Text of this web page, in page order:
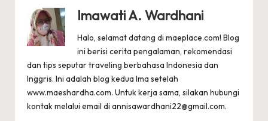
Imawati A. Wardhani
Halo, selamat datang di maeplace.com! Blog
ini berisi cerita pengalaman, rekomendasi
dan tips seputar traveling berbahasa Indonesia dan
Inggris. Ini adalah blog kedua Ima setelah
www.maeshardha.com. Untuk kerja sama, silakan hubungi
kontak melalui email di annisawardhani22@gmail.com.